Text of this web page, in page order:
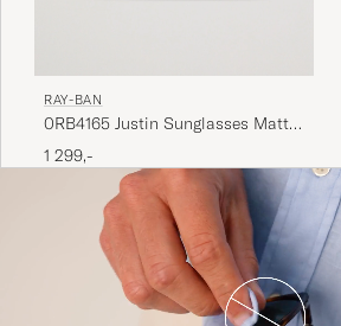
RAY-BAN
0RB4165 Justin Sunglasses Matte
Black
1 299,-